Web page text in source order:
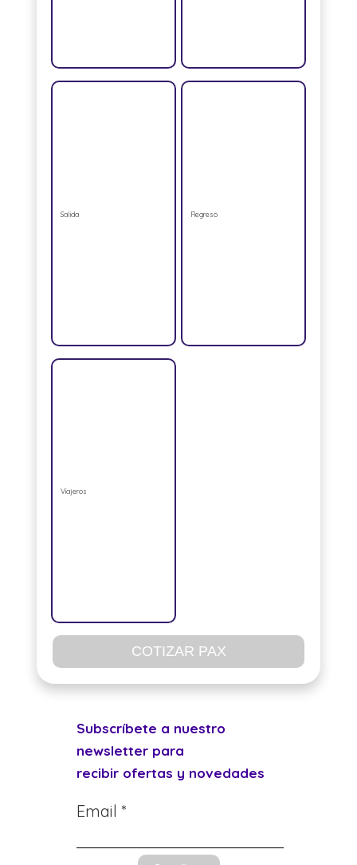
Salida
Viajeros
Regreso
COTIZAR PAX
Subscríbete a nuestro
newsletter para
recibir ofertas y novedades
Email *